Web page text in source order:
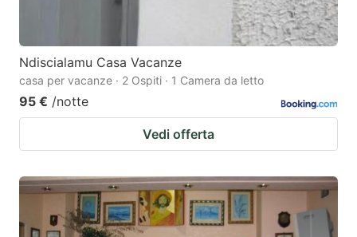
Ndiscialamu Casa Vacanze
casa per vacanze · 2 Ospiti · 1 Camera da letto
95 € /notte
Vedi offerta